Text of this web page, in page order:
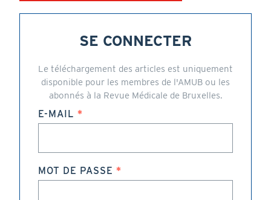
SE CONNECTER
Le téléchargement des articles est uniquement
disponible pour les membres de l'AMUB ou les
abonnés à la Revue Médicale de Bruxelles.
E-MAIL
MOT DE PASSE